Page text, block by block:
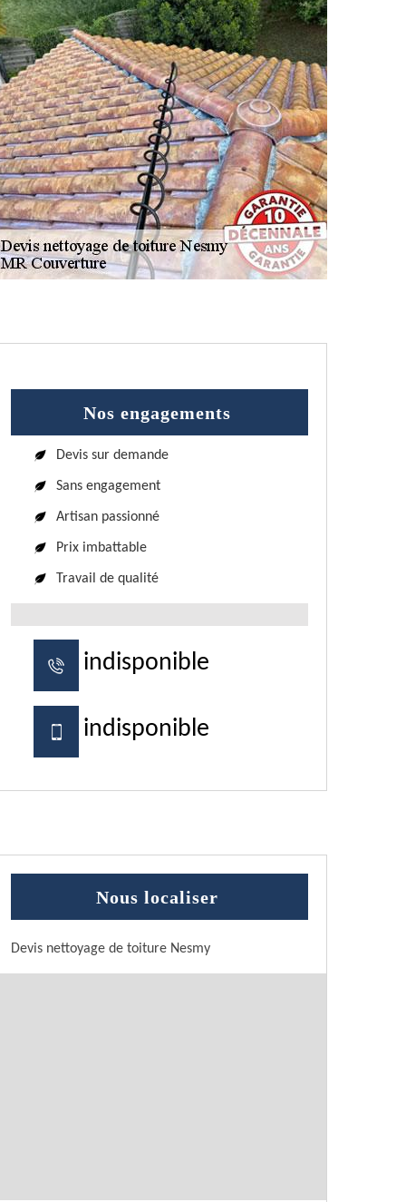
Nos engagements
Devis sur demande
Sans engagement
Artisan passionné
Prix imbattable
Travail de qualité
indisponible
indisponible
Nous localiser
Devis nettoyage de toiture Nesmy